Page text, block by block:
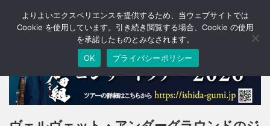
T
o
a
v
よりよいエクスペリエンスを提供するため、当ウェブサイトでは
Cookie を使用しています。引き続き閲覧する場合、Cookie の使用
を承諾したものとみなされます。
OK
プライバシーポリシー